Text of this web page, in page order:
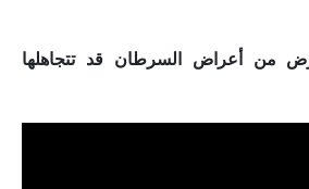
بالفديو: 15 عرض من أعراض السرطان قد تتجاهلها